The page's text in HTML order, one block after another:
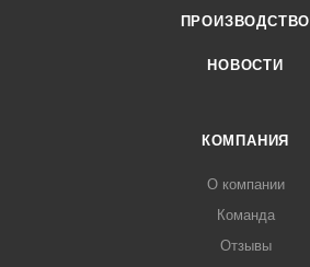
ПРОИЗВОДСТВО
НОВОСТИ
КОМПАНИЯ
О компании
Команда
Отзывы